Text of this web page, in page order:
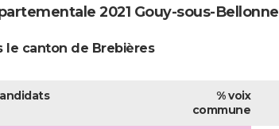
2021 Gouy-sous-Bellonne
le canton de Brebières
% voix
commune